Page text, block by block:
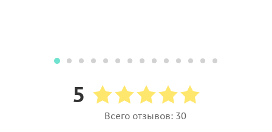
5
Всего отзывов: 30